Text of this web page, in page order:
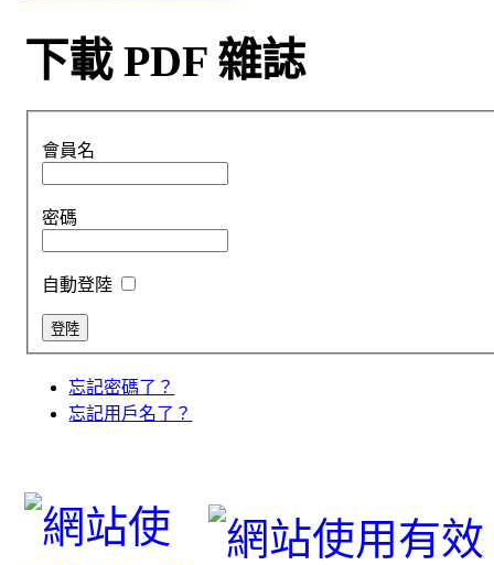
下載 PDF 雜誌
會員名
密碼
自動登陸
忘記密碼了？
忘記用戶名了？